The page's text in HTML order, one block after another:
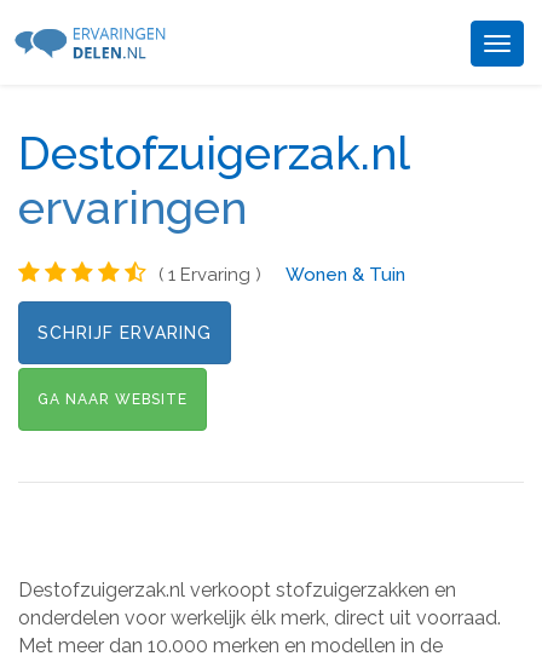
Destofzuigerzak.nl
ervaringen
( 1 Ervaring ) Wonen & Tuin
SCHRIJF ERVARING
GA NAAR WEBSITE
Destofzuigerzak.nl verkoopt stofzuigerzakken en
onderdelen voor werkelijk élk merk, direct uit voorraad.
Met meer dan 10.000 merken en modellen in de